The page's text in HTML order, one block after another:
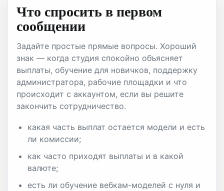
Что спросить в первом
сообщении
Задайте простые прямые вопросы. Хороший
знак — когда студия спокойно объясняет
выплаты, обучение для новичков, поддержку
администратора, рабочие площадки и что
происходит с аккаунтом, если вы решите
закончить сотрудничество.
какая часть выплат остается модели и есть
ли комиссии;
как часто приходят выплаты и в какой
валюте;
есть ли обучение вебкам-моделей с нуля и